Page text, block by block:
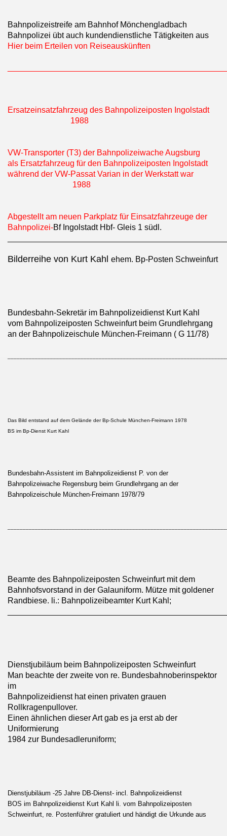
Bahnpolizeistreife am Bahnhof Mönchengladbach
Bahnpolizei übt auch kundendienstliche Tätigkeiten aus
Hier beim Erteilen von Reiseauskünften
Ersatzeinsatzfahrzeug des Bahnpolizeiposten Ingolstadt
1988
VW-Transporter (T3) der Bahnpolizeiwache Augsburg
als Ersatzfahrzeug für den Bahnpolizeiposten Ingolstadt
während der VW-Passat Varian in der Werkstatt war
1988
Abgestellt am neuen Parkplatz für Einsatzfahrzeuge der
Bahnpolizei-Bf Ingolstadt Hbf- Gleis 1 südl.
Bilderreihe von Kurt Kahl ehem. Bp-Posten Schweinfurt
Bundesbahn-Sekretär im Bahnpolizeidienst Kurt Kahl
vom Bahnpolizeiposten Schweinfurt beim Grundlehrgang
an der Bahnpolizeischule München-Freimann ( G 11/78)
Das Bild entstand auf dem Gelände der Bp-Schule München-Freimann 1978
BS im Bp-Dienst Kurt Kahl
Bundesbahn-Assistent im Bahnpolizeidienst P. von der
Bahnpolizeiwache Regensburg beim Grundlehrgang an der
Bahnpolizeischule München-Freimann 1978/79
Beamte des Bahnpolizeiposten Schweinfurt mit dem
Bahnhofsvorstand in der Galauniform. Mütze mit goldener
Randbiese. li.: Bahnpolizeibeamter Kurt Kahl;
Dienstjubiläum beim Bahnpolizeiposten Schweinfurt
Man beachte der zweite von re. Bundesbahnoberinspektor
im
Bahnpolizeidienst hat einen privaten grauen
Rollkragenpullover.
Einen ähnlichen dieser Art gab es ja erst ab der
Uniformierung
1984 zur Bundesadleruniform;
Dienstjubiläum -25 Jahre DB-Dienst- incl. Bahnpolizeidienst
BOS im Bahnpolizeidienst Kurt Kahl li. vom Bahnpolizeiposten
Schweinfurt, re. Postenführer gratuliert und händigt die Urkunde aus